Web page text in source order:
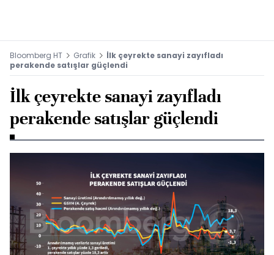
Bloomberg HT Grafik
İlk çeyrekte sanayi zayıfladı
perakende satışlar güçlendi
İlk çeyrekte sanayi zayıfladı
perakende satışlar güçlendi